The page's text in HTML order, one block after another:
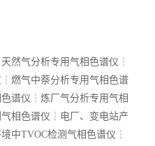
然气分析专用气相色谱仪┆
燃气中萘分析专用气相色谱
谱仪┆炼厂气分析专用气相
相色谱仪┆电厂、变电站产
中TVOC检测气相色谱仪┆